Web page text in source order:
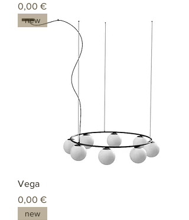
Preço
0,00 €
new
Vega
Preço
0,00 €
new